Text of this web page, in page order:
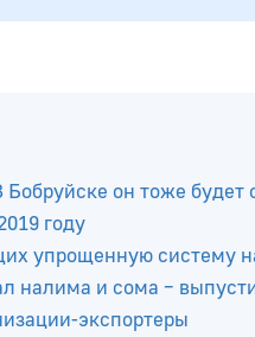
он тоже будет
году